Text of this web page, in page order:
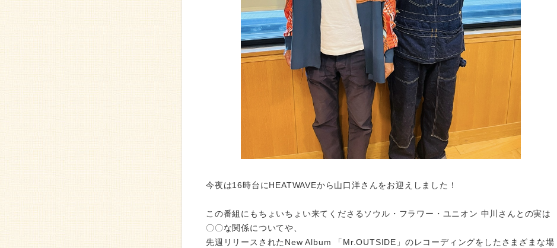
今夜は16時台にHEATWAVEから山口洋さんをお迎えしました！
この番組にもちょいちょい来てくださるソウル・フラワー・ユニオン 中川さんとの実は
〇〇な関係についてや、
先週リリースされたNew Album 「Mr.OUTSIDE」のレコーディングをしたさまざまな場